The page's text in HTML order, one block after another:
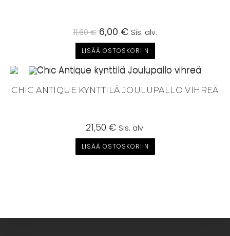
11,60€ Alkuperäinen
hinta
oli:
11,60 €.
6,00 €Nykyinen
hinta
on:
6,00 €.
Sis. alv.
LISÄÄ OSTOSKORIIN
CHIC ANTIQUE KYNTTILÄ JOULUPALLO VIHREÄ
21,50 € Sis. alv.
LISÄÄ OSTOSKORIIN